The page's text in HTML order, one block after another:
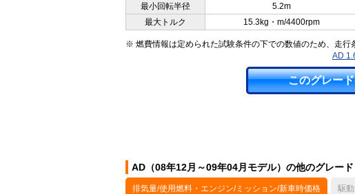
最小回転半径
5.2m
最大トルク
15.3kg・m/4400rpm
※ 燃費情報は定められた試験条件の下での数値のため、走行
AD
このグレー
AD（08年12月～09年04月モデル）の他のグレード
排気量/使用燃料・エンジン/ミッション/新車時価格 駆